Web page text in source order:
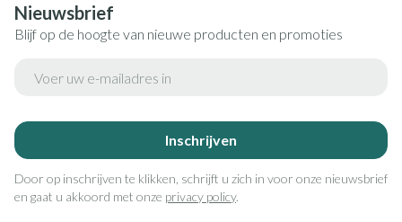
Nieuwsbrief
Blijf op de hoogte van nieuwe producten en promoties
Inschrijven
Door op inschrijven te klikken, schrijft u zich in voor onze nieuwsbrief
en gaat u akkoord met onze privacy policy.